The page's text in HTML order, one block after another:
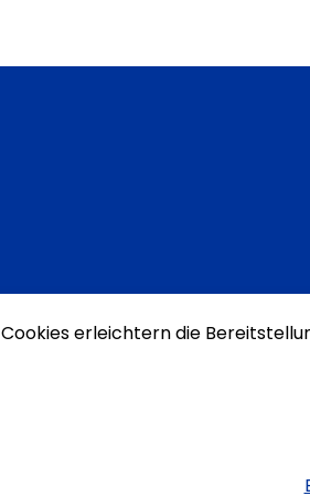
Cookies erleichtern die